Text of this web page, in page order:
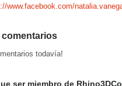
www.facebook.com/
comentarios
todavía!
ser miembro de